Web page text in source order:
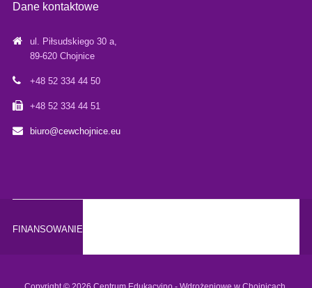
Dane kontaktowe
ul. Piłsudskiego 30 a,
89-620 Chojnice
+48 52 334 44 50
+48 52 334 44 51
biuro@cewchojnice.eu
FINANSOWANIE